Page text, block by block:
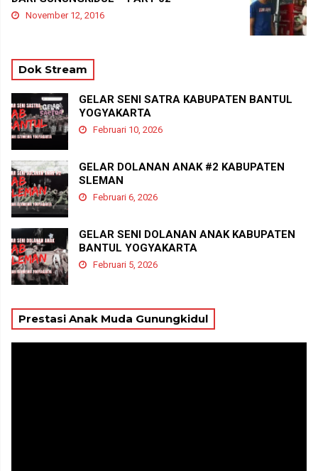
November 12, 2016
Dok Stream
GELAR SENI SATRA KABUPATEN BANTUL
YOGYAKARTA
Februari 10, 2026
GELAR DOLANAN ANAK #2 KABUPATEN
SLEMAN
Februari 6, 2026
GELAR SENI DOLANAN ANAK KABUPATEN
BANTUL YOGYAKARTA
Februari 5, 2026
Prestasi Anak Muda Gunungkidul